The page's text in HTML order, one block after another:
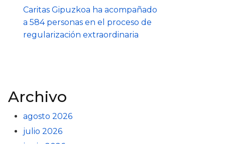
Caritas Gipuzkoa ha acompañado
a 584 personas en el proceso de
regularización extraordinaria
Archivo
agosto 2026
julio 2026